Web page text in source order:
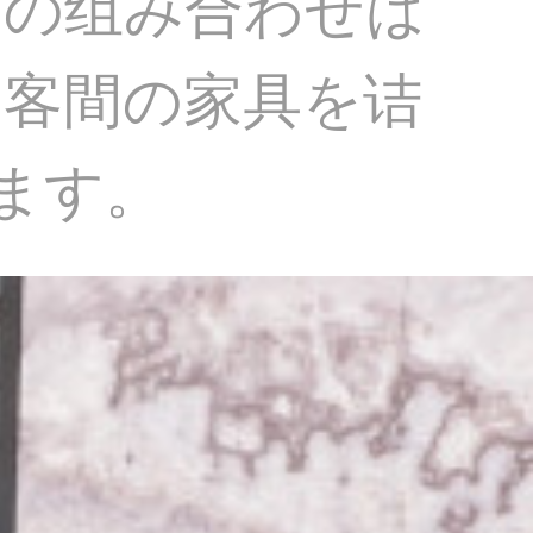
間の家具を诘
。